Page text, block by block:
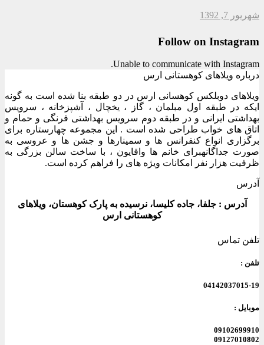
شهریور 7, 1392
Follow on Instagram
Unable to communicate with Instagram.
درباره ویلاهای کوهستانی ارس
ویلاهای دوبلکس کوهسانی ارس در دو طبقه بنا شده است به گونه
ایکه در طبقه اول مبلمان ، گاز ، یخچال ، آشپزخانه ، سرویس
بهداشتی ایرانی و در طبقه دوم سرویس بهداشتی فرنگی و حمام و
اتاق های خواب طراحی شده است . این مجموعه چهارستاره برای
برگزاری انواع کنفرانس ها و سمینارها و جشن ها و عروسی به
صورت جداگانهبرای خانم ها واقایون ، با ساخت سالن بزرگی به
ظرفیت هزار نفر امکانات ویژه های را فراهم کرده است.
آدرس
آدرس : جلفا، جاده کلیسا، نرسیده به پارک کوهستان، ویلاهای
کوهستانی ارس
تلفن تماس
تلفن :
04142037015-19
موبایل :
09102699910
09127010802